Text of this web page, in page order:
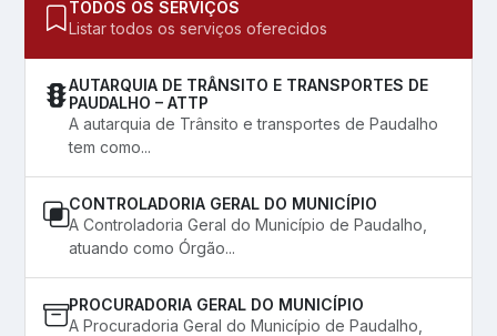
TODOS OS SERVIÇOS
Listar todos os serviços oferecidos
AUTARQUIA DE TRÂNSITO E TRANSPORTES DE
PAUDALHO – ATTP
A autarquia de Trânsito e transportes de Paudalho
tem como...
CONTROLADORIA GERAL DO MUNICÍPIO
A Controladoria Geral do Município de Paudalho,
atuando como Órgão...
PROCURADORIA GERAL DO MUNICÍPIO
A Procuradoria Geral do Município de Paudalho,